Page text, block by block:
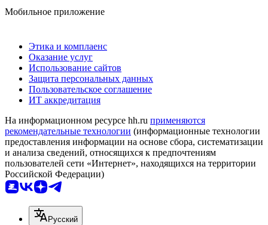
Мобильное приложение
Этика и комплаенс
Оказание услуг
Использование сайтов
Защита персональных данных
Пользовательское соглашение
ИТ аккредитация
На информационном ресурсе hh.ru применяются
рекомендательные технологии (информационные технологии
предоставления информации на основе сбора, систематизации
и анализа сведений, относящихся к предпочтениям
пользователей сети «Интернет», находящихся на территории
Российской Федерации)
Русский